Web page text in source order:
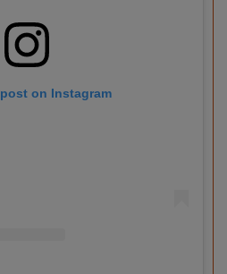
on Instagram